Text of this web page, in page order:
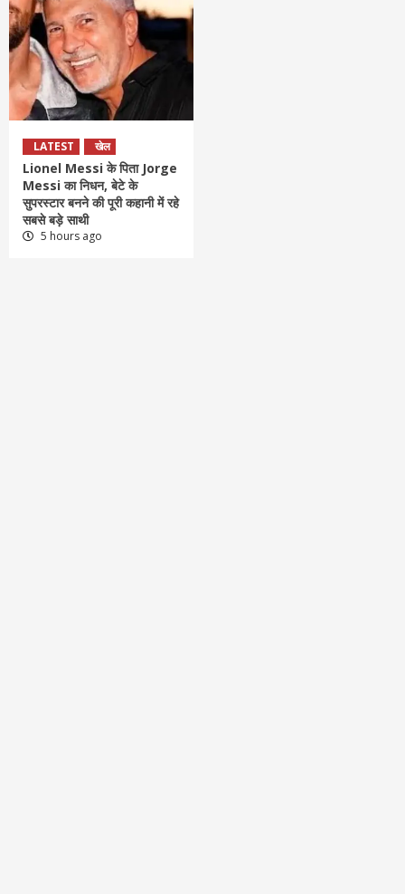
LATEST खेल
Lionel Messi के पिता Jorge
Messi का निधन, बेटे के
सुपरस्टार बनने की पूरी कहानी में रहे
सबसे बड़े साथी
5 hours ago